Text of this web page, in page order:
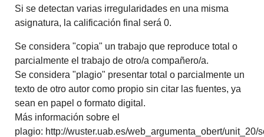
Si se detectan varias irregularidades en una misma
asignatura, la calificación final será0.
Se considera"copia" un trabajo que reproduce total o
parcialmente el trabajo de otro/a compañero/a.
Se considera"plagio" presentar total o parcialmente un
texto de otro autor como propio sin citar las fuentes, ya
sean en papel o formato digital.
Más información sobre el
plagio: http://wuster.uab.es/web_argumenta_obert/unit_20/